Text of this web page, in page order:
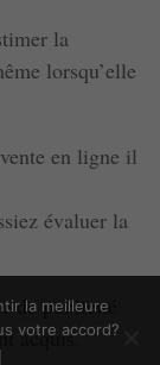
la
lorsqu’elle
en ligne il
évaluer la
de publicité
acquis.
la meilleure
votre accord?